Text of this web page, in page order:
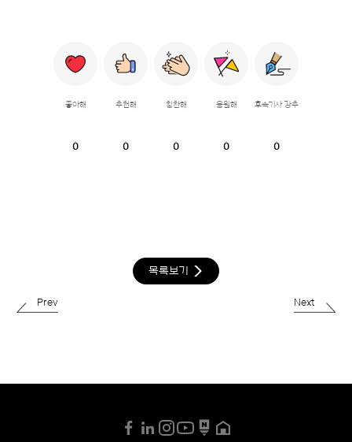
좋아해
0
추천해
0
칭찬해
0
응원해
0
후속기사 강추
0
목록보기
Prev Next